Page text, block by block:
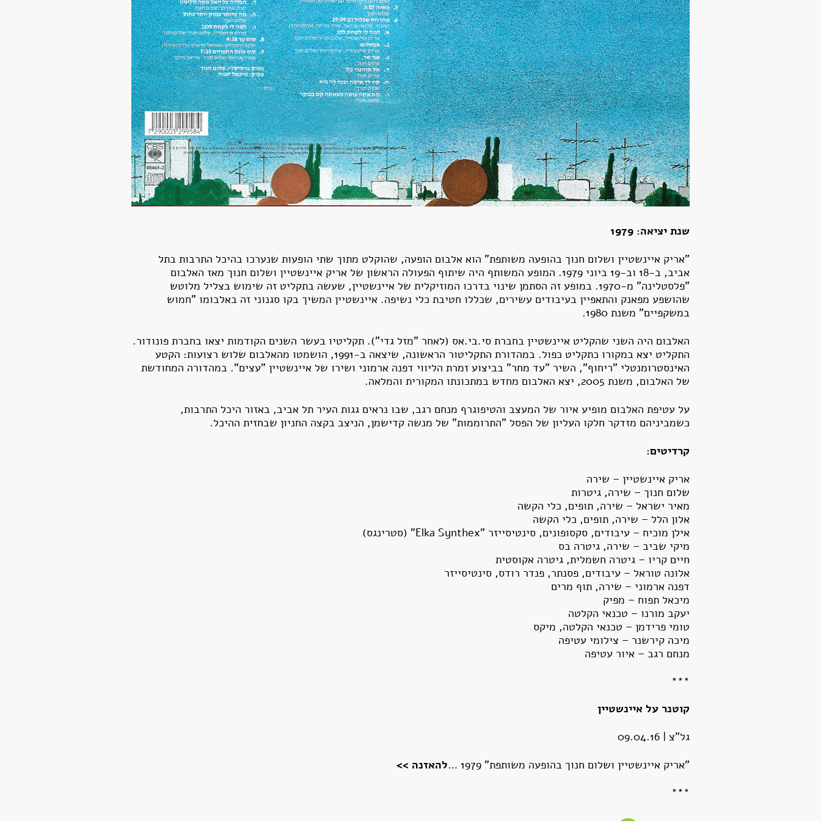
שנת יציאה: 1979
"אריק איינשטיין ושלום חנוך בהופעה משותפת" הוא אלבום הופעה, שהוקלט מתוך שתי הופעות שנערכו בהיכל התרבות בתל
אביב, ב-18 וב-19 ביוני 1979. המופע המשותף היה שיתוף הפעולה הראשון של אריק איינשטיין ושלום חנוך מאז האלבום
"פלסטלינה" מ-1970. במופע זה הסתמן שינוי בדרכו המוזיקלית של איינשטיין, שעשה בתקליט זה שימוש בצליל מלוטש
שהושפע מפאנק והתאפיין בעיבודים עשירים, שכללו חטיבת כלי נשיפה. איינשטיין המשיך בקו סגנוני זה באלבומו "חמוש
במשקפיים" משנת 1980.
האלבום היה השני שהקליט איינשטיין בחברת סי.בי.אס (לאחר "מזל גדי"). תקליטיו בעשר השנים הקודמות יצאו בחברת פונודור.
התקליט יצא במקורו כתקליט כפול. במהדורת התקליטור הראשונה, שיצאה ב-1991, הושמטו מהאלבום שלוש רצועות: הקטע
האינסטרומנטלי "ריחוף", השיר "עד מחר" בביצוע זמרת הליווי דפנה ארמוני ושירו של איינשטיין "עצים". במהדורה המחודשת
של האלבום, משנת 2005, יצא האלבום מחדש במתכונתו המקורית והמלאה.
על עטיפת האלבום מופיע איור של המעצב והטיפוגרף מנחם רגב, שבו נראים גגות העיר תל אביב, באזור היכל התרבות,
כשמביניהם מזדקר חלקו העליון של הפסל "התרוממות" של מנשה קדישמן, הניצב בקצה החניון שבחזית ההיכל.
קרדיטים:
אריק איינשטיין – שירה
שלום חנוך – שירה, גיטרות
מאיר ישראל – שירה, תופים, כלי הקשה
אלון הלל – שירה, תופים, כלי הקשה
אילן מוכיח – עיבודים, סקסופונים, סינטיסייזר "Elka Synthex" (סטרינגס)
מיקי שביב – שירה, גיטרה בס
חיים קריו – גיטרה חשמלית, גיטרה אקוסטית
אלונה טוראל – עיבודים, פסנתר, פנדר רודס, סינטיסייזר
דפנה ארמוני – שירה, תוף מרים
מיכאל תפוח – מפיק
יעקב מורנו – טכנאי הקלטה
טומי פרידמן – טכנאי הקלטה, מיקס
מיכה קירשנר – צילומי עטיפה
מנחם רגב – איור עטיפה
***
קוטנר על איינשטיין
גל"צ | 09.04.16
"אריק איינשטיין ושלום חנוך בהופעה משותפת" 1979 …
להאזנה >>
***